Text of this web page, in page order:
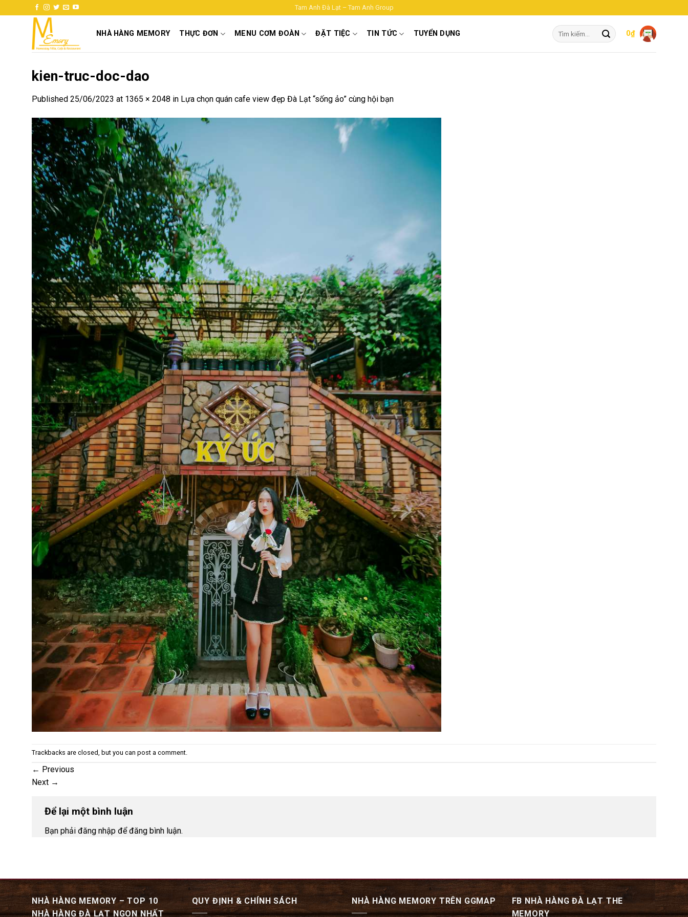
to
Tam Anh Đà Lạt – Tam Anh Group
NHÀ HÀNG MEMORY THỰC ĐƠN MENU CƠM ĐOÀN ĐẶT TIỆC TIN TỨC TUYỂN DỤNG
Tìm
kiếm:
0₫
kien-truc-doc-dao
Published 25/06/2023 at 1365 × 2048 in Lựa chọn quán cafe view đẹp Đà Lạt “sống ảo” cùng hội bạn
Trackbacks are closed, but you can post a comment.
← Previous
Next →
Để lại một bình luận
Bạn phải đăng nhập để đăng bình luận.
NHÀ HÀNG MEMORY – TOP 10
NHÀ HÀNG ĐÀ LẠT NGON NHẤT
QUY ĐỊNH & CHÍNH SÁCH NHÀ HÀNG MEMORY TRÊN GGMAP
FB NHÀ HÀNG ĐÀ LẠT THE
MEMORY